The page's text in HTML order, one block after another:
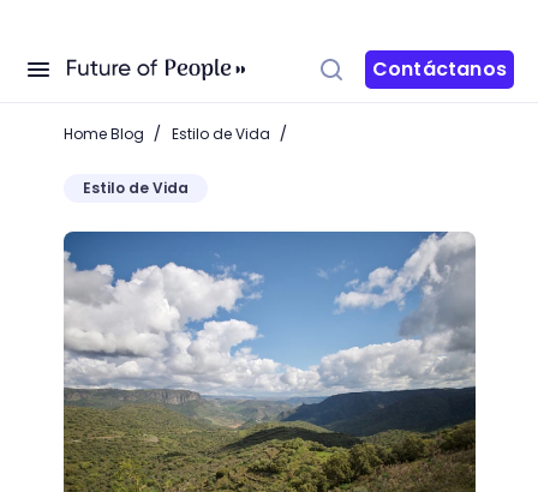
Contáctanos
Home Blog / Estilo de Vida /
Estilo de Vida
Flora y fauna de la región mediterránea: un mundo